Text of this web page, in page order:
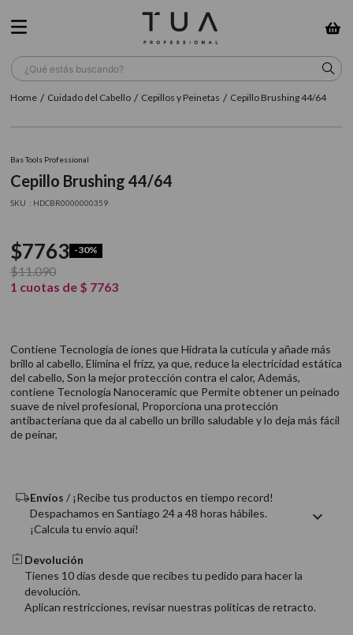
¿Qué estás buscando?
Cuidado del Cabello Cepillos y Peinetas Cepillo Brushing 44/64
Bas Tools Professional
Cepillo Brushing 44/64
: HDCBR0000000359
$7763 -30%
$11.090
1 cuotas de $ 7763
Contiene Tecnología de iones que Hidrata la cutícula y añade más
brillo al cabello, Elimina el frizz, ya que, reduce la electricidad estática
del cabello, Son la mejor protección contra el calor, Además,
contiene Tecnología Nanoceramic que Permite obtener un peinado
suave de nivel profesional, Proporciona una protección
antibacteriana que da al cabello un brillo saludable y lo deja más fácil
de peinar,
Envíos / ¡Recibe tus productos en tiempo record!
Despachamos en Santiago 24 a 48 horas hábiles.
¡Calcula tu envío aquí!
Devolución
Tienes 10 días desde que recibes tu pedido para hacer la
devolución.
Aplican restricciones, revisar nuestras politicas de retracto.
TÉRMINOS MÁS BUSCADOS
5. cepillo
6. gama
9. acondicionador
10. protector térmico